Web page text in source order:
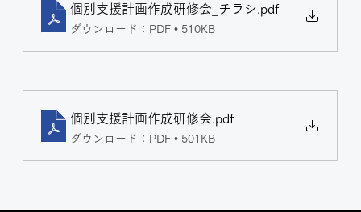
個別支援計画作成研修会_チラシ .pdf
ダウンロード：PDF • 510KB
個別支援計画作成研修会 .pdf
ダウンロード：PDF • 501KB